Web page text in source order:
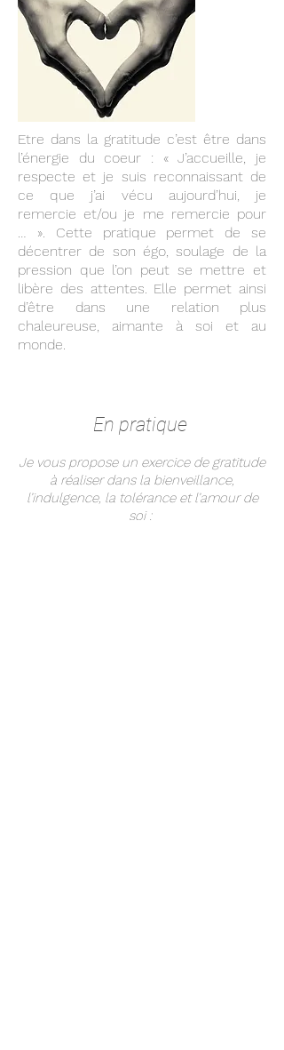
Etre dans la gratitude c’est être dans
l’énergie du coeur : « J’accueille, je
respecte et je suis reconnaissant de
ce que j’ai vécu aujourd’hui, je
remercie et/ou je me remercie pour
… ». Cette pratique permet de se
décentrer de son égo, soulage de la
pression que l’on peut se mettre et
libère des attentes. Elle permet ainsi
d’être dans une relation plus
chaleureuse, aimante à soi et au
monde.
En pratique
Je vous propose un exercice de gratitude
à réaliser dans la bienveillance,
l’indulgence, la tolérance et l’amour de
soi :